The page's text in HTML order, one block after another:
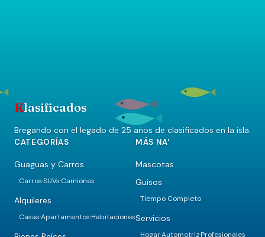
Klasificados
Bregando con el legado de 25 años de clasificados en la isla.
CATEGORÍAS
Guaguas y Carros
Carros·SUVs·Camiones
Alquileres
Casas·Apartamentos·Habitaciones
MÁS NA'
Mascotas
Guisos
Tiempo Completo
Servicios
Hogar·Automotriz·Profesionales